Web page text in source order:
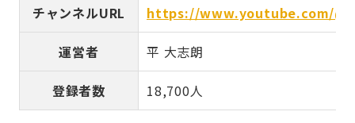
チャンネルURL https://www.youtube.com/
運営者 平 大志朗
登録者数 18,700人